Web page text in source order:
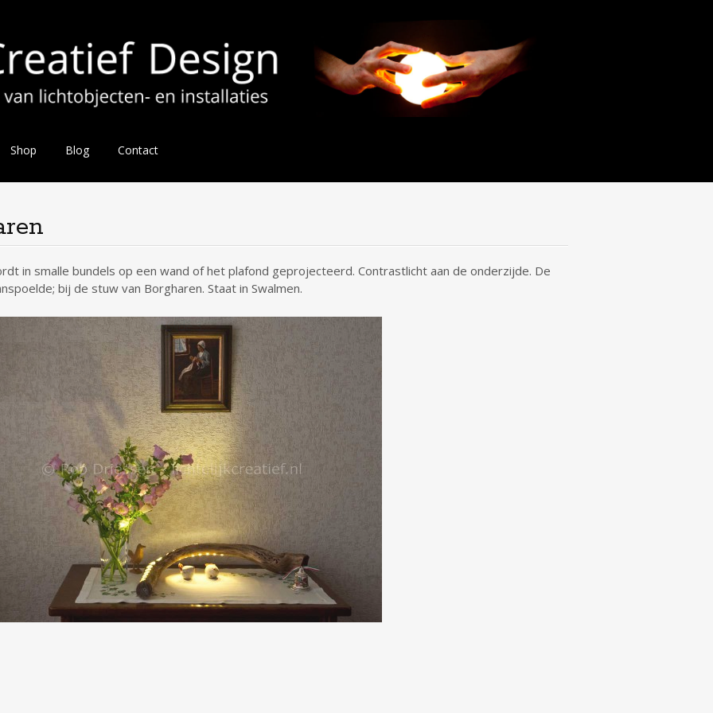
Shop Blog Contact
in smalle bundels op een wand of het plafond geprojecteerd. Contrastlicht aan de onderzijde. De
bij de stuw van Borgharen. Staat in Swalmen.